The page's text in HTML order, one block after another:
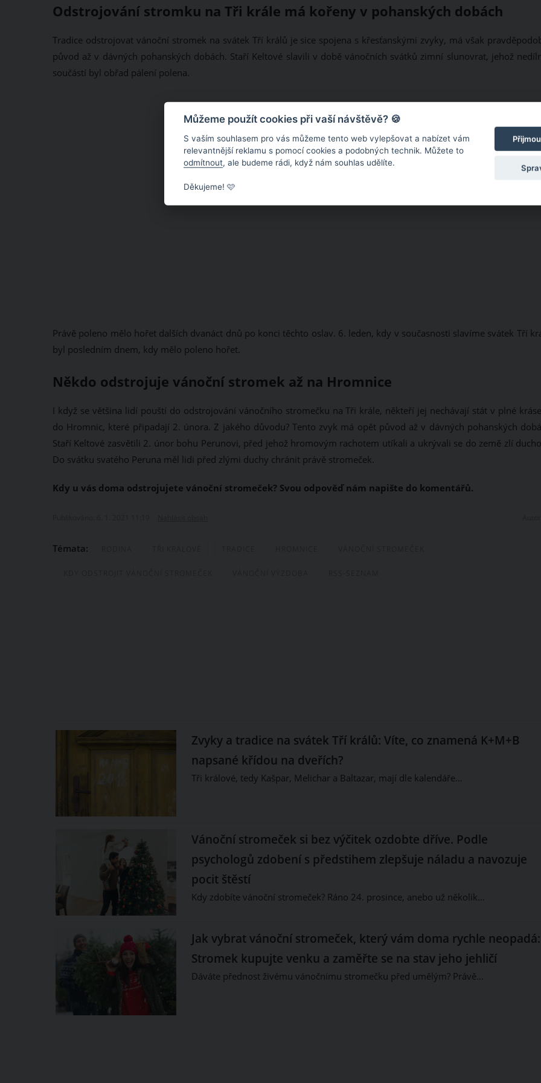
Odstrojování stromku na Tři krále má kořeny v pohanských dobách
Tradice odstrojovat vánoční stromek na svátek Tří králů je sice spojena s křesťanskými zvyky, má však
původ až v dávných pohanských dobách. Staří Keltové slavili v době vánočních svátků zimní slunovrat, jehož
součástí byl obřad pálení polena.
Právě poleno mělo hořet dalších dvanáct dnů po konci těchto oslav. 6. leden, kdy v současnosti slavíme svátek Tří
byl posledním dnem, kdy mělo poleno hořet.
Někdo odstrojuje vánoční stromek až na Hromnice
I když se většina lidí pouští do odstrojování vánočního stromečku na Tři krále, někteří jej nechávají stát v plné
do Hromnic, které připadají 2. února. Z jakého důvodu? Tento zvyk má opět původ až v dávných pohanských
Staří Keltové zasvětili 2. únor bohu Perunovi, před jehož hromovým rachotem utíkali a ukrývali se do země zlí
Do svátku svatého Peruna měl lidi před zlými duchy chránit právě stromeček.
Kdy u vás doma odstrojujete vánoční stromeček? Svou odpověď nám napište do komentářů.
Témata:
Zvyky a tradice na svátek Tří králů: Víte, co znamená K+M+B
napsané křídou na dveřích?
Tři králové, tedy Kašpar, Melichar a Baltazar, mají dle kalendáře…
Vánoční stromeček si bez výčitek ozdobte dříve. Podle
psychologů zdobení s předstihem zlepšuje náladu a navozuje
pocit štěstí
Kdy zdobíte vánoční stromeček? Ráno 24. prosince, anebo už několik…
Jak vybrat vánoční stromeček, který vám doma rychle neopadá:
Stromek kupujte venku a zaměřte se na stav jeho jehličí
Dáváte přednost živému vánočnímu stromečku před umělým? Právě…
Můžeme použít cookies při vaší návštěvě? 🍪
S vaším souhlasem pro vás můžeme tento web vylepšovat a nabízet vám
relevantnější reklamu s pomocí cookies a podobných technik. Můžete to
odmítnout, ale budeme rádi, když nám souhlas udělíte.
Děkujeme! 🩷